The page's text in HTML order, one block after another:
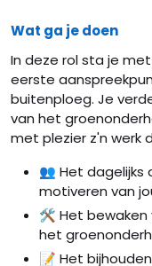
Wat ga je doen
In deze rol sta je
eerste
buitenploeg. Je
van het
met plezier z'n werk
👥 Het dagelijks
motiveren van
🛠️ Het bewaken
het
📝 Het